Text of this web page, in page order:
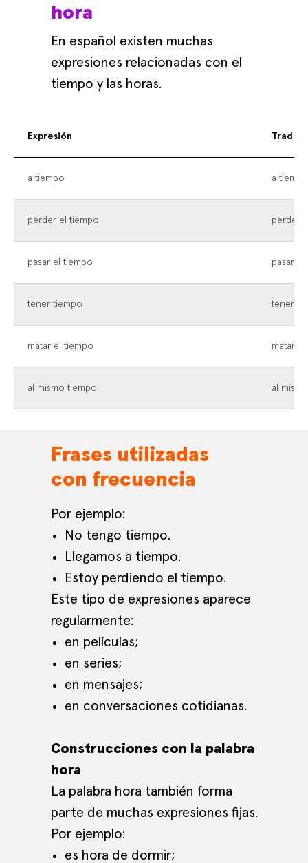
hora
En español existen muchas
expresiones relacionadas con el
tiempo y las horas.
Expresión
a tiempo a tiempo
perder el tiempo perder
pasar el tiempo pasar el
tener tiempo tener
matar el tiempo matar
al mismo tiempo al
Frases utilizadas
con frecuencia
Por ejemplo:
No tengo tiempo.
Llegamos a tiempo.
Estoy perdiendo el tiempo.
Este tipo de expresiones aparece
regularmente:
en películas;
en series;
en mensajes;
en conversaciones cotidianas.
Construcciones con la palabra
hora
La palabra hora también forma
parte de muchas expresiones fijas.
Por ejemplo:
es hora de dormir;